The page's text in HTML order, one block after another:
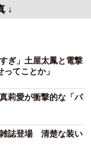
↓
ぎ」土屋太鳳と電撃
てことか」
莉愛が衝撃的な「パ
誌登場 清楚な装い